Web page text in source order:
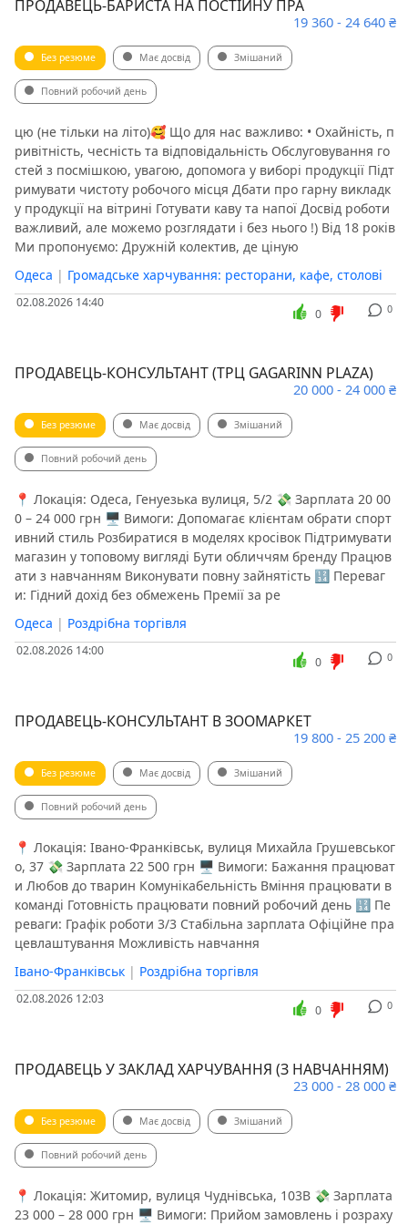
ПРОДАВЕЦЬ-БАРИСТА НА ПОСТІЙНУ ПРА
19 360 - 24 640 ₴
Без резюме Має досвід Змішаний
Повний робочий день
цю (не тільки на літо)🥰️ Що для нас важливо: • Охайність, п
ривітність, чесність та відповідальність Обслуговування го
стей з посмішкою, увагою, допомога у виборі продукції Підт
римувати чистоту робочого місця Дбати про гарну викладк
у продукції на вітрині Готувати каву та напої Досвід роботи
важливий, але можемо розглядати і без нього !) Від 18 років
Ми пропонуємо: Дружній колектив, де ціную
Одеса | Громадське харчування: ресторани, кафе, столові
02.08.2026 14:40 0
0
ПРОДАВЕЦЬ-КОНСУЛЬТАНТ (ТРЦ GAGARINN PLAZA)
20 000 - 24 000 ₴
Без резюме Має досвід Змішаний
Повний робочий день
📍 Локація: Одеса, Генуезька вулиця, 5/2 💸 Зарплата 20 00
0 – 24 000 грн 🖥 Вимоги: Допомагає клієнтам обрати спорт
ивний стиль Розбиратися в моделях кросівок Підтримувати
магазин у топовому вигляді Бути обличчям бренду Працюв
ати з навчанням Виконувати повну зайнятість 🔢 Переваг
и: Гідний дохід без обмежень Премії за ре
Одеса | Роздрібна торгівля
02.08.2026 14:00 0
0
ПРОДАВЕЦЬ-КОНСУЛЬТАНТ В ЗООМАРКЕТ
19 800 - 25 200 ₴
Без резюме Має досвід Змішаний
Повний робочий день
📍 Локація: Івано-Франківськ, вулиця Михайла Грушевськог
о, 37 💸 Зарплата 22 500 грн 🖥 Вимоги: Бажання працюват
и Любов до тварин Комунікабельність Вміння працювати в
команді Готовність працювати повний робочий день 🔢 Пе
реваги: Графік роботи 3/3 Стабільна зарплата Офіційне пра
цевлаштування Можливість навчання
Івано-Франківськ | Роздрібна торгівля
02.08.2026 12:03 0
0
ПРОДАВЕЦЬ У ЗАКЛАД ХАРЧУВАННЯ (З НАВЧАННЯМ)
23 000 - 28 000 ₴
Без резюме Має досвід Змішаний
Повний робочий день
📍 Локація: Житомир, вулиця Чуднівська, 103В 💸 Зарплата
23 000 – 28 000 грн 🖥 Вимоги: Прийом замовлень і розраху